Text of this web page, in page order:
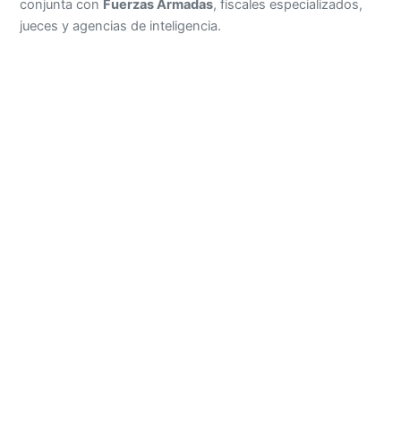
conjunta con Fuerzas Armadas, fiscales especializados,
jueces y agencias de inteligencia.